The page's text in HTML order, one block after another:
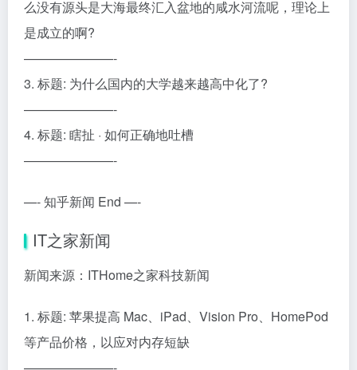
么没有源头是大海最终汇入盆地的咸水河流呢，理论上
是成立的啊?
———————-
3. 标题: 为什么国内的大学越来越高中化了?
———————-
4. 标题: 瞎扯 · 如何正确地吐槽
———————-
—- 知乎新闻 End —-
IT之家新闻
新闻来源：ITHome之家科技新闻
1. 标题: 苹果提高 Mac、iPad、Vision Pro、HomePod
等产品价格，以应对内存短缺